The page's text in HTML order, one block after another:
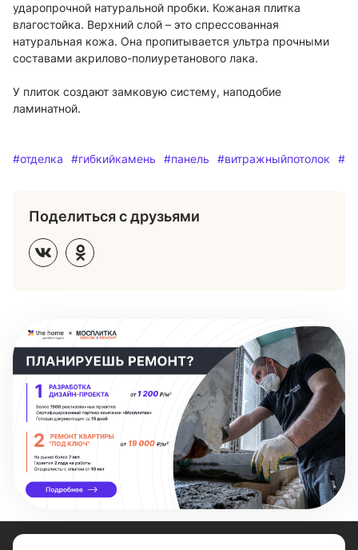
ударопрочной натуральной пробки. Кожаная плитка
влагостойка. Верхний слой – это спрессованная
натуральная кожа. Она пропитывается ультра прочными
составами акрилово-полиуретанового лака.
У плиток создают замковую систему, наподобие
ламинатной.
#отделка #гибкийкамень #панель #витражныйпотолок
Поделиться с друзьями